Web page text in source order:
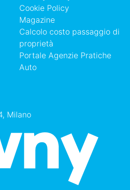
Milano
Cookie Policy
Magazine
Calcolo costo passaggio di
proprietà
Portale Agenzie Pratiche
Auto